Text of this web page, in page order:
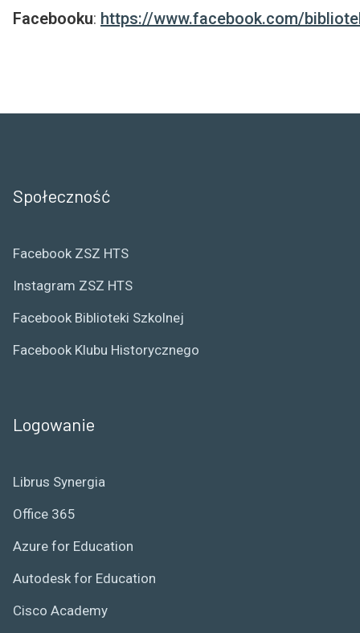
Facebooku: https://www.facebook.com/
Społeczność
Facebook ZSZ HTS
Instagram ZSZ HTS
Facebook Biblioteki Szkolnej
Facebook Klubu Historycznego
Logowanie
Librus Synergia
Office 365
Azure for Education
Autodesk for Education
Cisco Academy